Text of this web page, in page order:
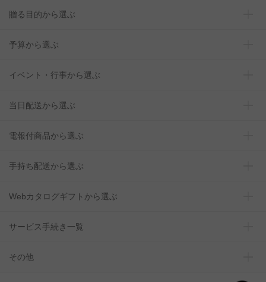
贈る目的から選ぶ
予算から選ぶ
イベント・行事から選ぶ
当日配送から選ぶ
電報付商品から選ぶ
手持ち配送から選ぶ
Webカタログギフトから選ぶ
サービス手続き一覧
その他